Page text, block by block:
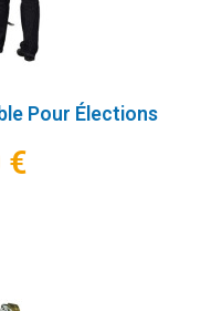
Pour Élections
€